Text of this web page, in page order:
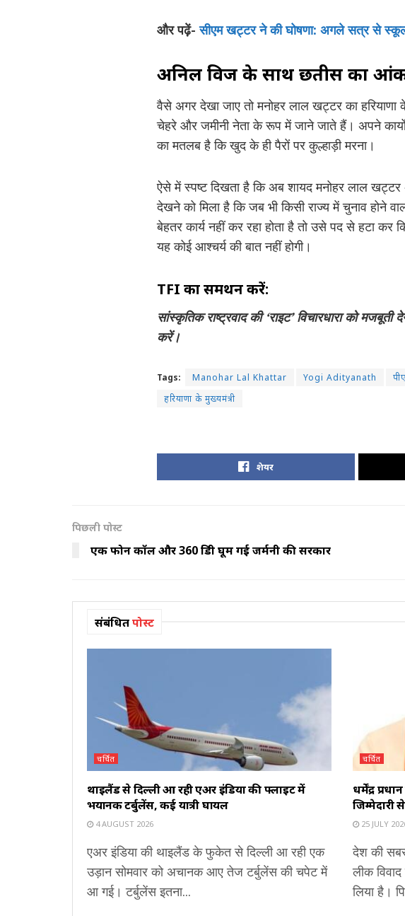
और पढ़ें-सीएम खट्टर ने की घोषणा: अगले सत्र से स्कूलों
अनिल विज के साथ छतीस का
वैसे अगर देखा जाए तो मनोहर लाल खट्टर का
चेहरे और जमीनी नेता के रूप में जाने जाते हैं। अपने
का मतलब है कि खुद के ही पैरों पर कुल्हाड़ी मरना।
ऐसे में स्पष्ट दिखता है कि अब शायद मनोहर लाल खट्टर
देखने को मिला है कि जब भी किसी राज्य में चुनाव होने
बेहतर कार्य नहीं कर रहा होता है तो उसे पद से हटा कर
यह कोई आश्चर्य की बात नहीं होगी।
TFI का समर्थन करें:
सांस्कृतिक राष्ट्रवाद की ‘राइट’ विचारधारा को
करें।
Tags: Manohar Lal Khattar Yogi Adityanath
हरियाणा के मुख्यमंत्री
शेयर
पिछली पोस्ट
एक फोन कॉल और 360 डिग्री घूम गई जर्मनी की सरकार
संबंधितपोस्ट
चर्चित
थाइलैंड से दिल्ली आ रही एअर इंडिया की फ्लाइट में
भयानक टर्बुलेंस, कई यात्री घायल
4 AUGUST 2026
एअर इंडिया की थाइलैंड के फुकेत से दिल्ली आ रही एक
उड़ान सोमवार को अचानक आए तेज टर्बुलेंस की चपेट में
आ गई। टर्बुलेंस इतना...
चर्चित
धर्मेंद्र
जिम्मेदारी
25 JULY
देश की
लीक
लिया है।